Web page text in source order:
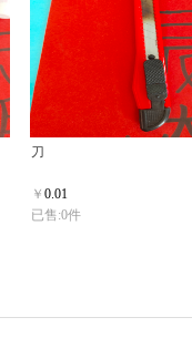
刀
￥ 0.01
已售:0件